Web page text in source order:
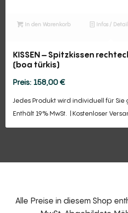
In den Warenkorb Infos /
KISSEN – Spitzkissen
(boa türkis)
158,00€
Jedes Produkt wird individuell für Sie
Enthält 19% MwSt.
Kostenloser
Alle Preise in diesem Shop